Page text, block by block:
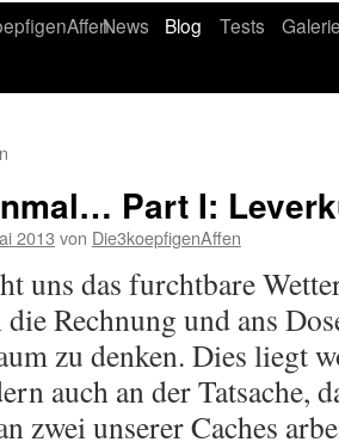
News Blog Tests
Part I:
2013 von Die3koepfigenAffen
uns das furchtbare
Rechnung und ans
zu denken. Dies liegt
auch an der Tatsache,
zwei unserer Caches